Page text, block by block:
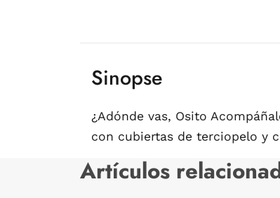
Sinopse
¿Adónde vas, Osito
con cubiertas de terciopelo y
Artículos